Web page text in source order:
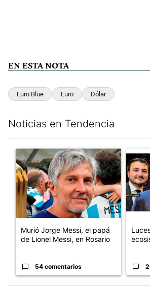
EN ESTA NOTA
Euro Blue Euro Dólar
Noticias en Tendencia
Un artículo de tendencia con el título
Murió Jorge Messi, el papá
de Lionel Messi, en Rosario
54 comentarios
Un